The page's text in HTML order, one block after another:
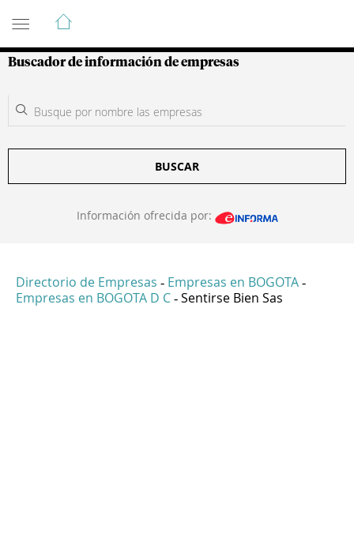
Guía de Empresas Colombianas
Buscador de información de empresas
BUSCAR
Información ofrecida por:
Directorio de Empresas - Empresas en BOGOTA -
Empresas en BOGOTA D C - Sentirse Bien Sas